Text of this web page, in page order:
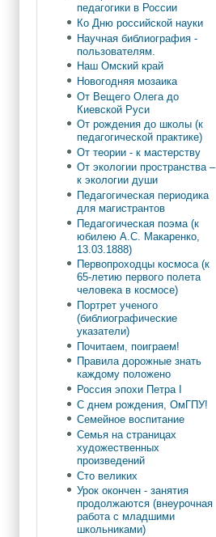
педагогики в России
Ко Дню российской науки
Научная библиография -
пользователям.
Наш Омский край
Новогодняя мозаика
От Вещего Олега до
Киевской Руси
От рождения до школы (к
педагогической практике)
От теории - к мастерству
От экологии пространства –
к экологии души
Педагогическая периодика
для магистрантов
Педагогическая поэма (к
юбилею А.С. Макаренко,
13.03.1888)
Первопроходцы космоса (к
65-летию первого полета
человека в космосе)
Портрет ученого
(библиографические
указатели)
Почитаем, поиграем!
Правила дорожные знать
каждому положено
Россия эпохи Петра I
С днем рождения, ОмГПУ!
Семейное воспитание
Семья на страницах
художественных
произведений
Сто великих
Урок окончен - занятия
продолжаются (внеурочная
работа с младшими
школьниками)